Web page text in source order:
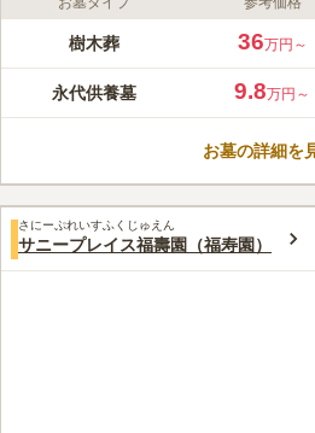
ライフドット編集部のコメント
都営三田線「新板橋駅」から徒歩
参り後の散策も楽しめます。サニ
派は不問で、生前申込み可能な
らず安心できます。また、ペッ
みんなの評価
4.4 口コミ
30代男性
故人が桜が好きだったため桜が
では難しいかなと思いましたが桜の有名な
見つけることができました。今年の春にお
色でした。
樹木葬 36万円～
永代供養墓 9.8万円～
お墓の詳細を
さにーぷれいすふくじゅえん
サニープレイス福壽園（福寿園）